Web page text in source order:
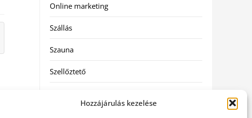
Hozzájárulás kezelése
Online marketing
Szállás
Szauna
Szellőztető